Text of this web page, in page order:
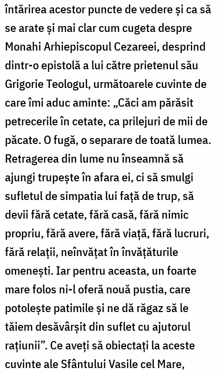
întărirea acestor puncte de vedere și ca să
se arate și mai clar cum cugeta despre
Monahi Arhiepiscopul Cezareei, desprind
dintr-o epistolă a lui către prietenul său
Grigorie Teologul, următoarele cuvinte de
care îmi aduc aminte: „Căci am părăsit
petrecerile în cetate, ca prilejuri de mii de
păcate. O fugă, o separare de toată lumea.
Retragerea din lume nu înseamnă să
ajungi trupește în afara ei, ci să smulgi
sufletul de simpatia lui față de trup, să
devii fără cetate, fără casă, fără nimic
propriu, fără avere, fără viață, fără lucruri,
fără relații, neînvățat în învățăturile
omenești. Iar pentru aceasta, un foarte
mare folos ni-l oferă nouă pustia, care
potolește patimile și ne dă răgaz să le
tăiem desăvârșit din suflet cu ajutorul
rațiunii”. Ce aveți să obiectați la aceste
cuvinte ale Sfântului Vasile cel Mare,